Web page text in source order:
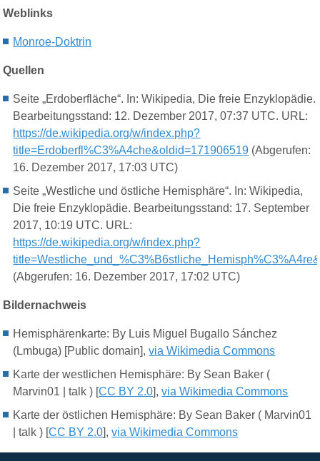
Weblinks
Monroe-Doktrin
Quellen
Seite „Erdoberfläche“. In: Wikipedia, Die freie Enzyklopädie.
Bearbeitungsstand: 12. Dezember 2017, 07:37 UTC. URL:
https://de.wikipedia.org/w/index.php?
title=Erdoberfl%C3%A4che&oldid=171906519 (Abgerufen:
16. Dezember 2017, 17:03 UTC)
Seite „Westliche und östliche Hemisphäre“. In: Wikipedia,
Die freie Enzyklopädie. Bearbeitungsstand: 17. September
2017, 10:19 UTC. URL:
https://de.wikipedia.org/w/index.php?
(Abgerufen: 16. Dezember 2017, 17:02 UTC)
Bildernachweis
Hemisphärenkarte: By Luis Miguel Bugallo Sánchez
(Lmbuga) [Public domain],via Wikimedia Commons
Karte derwestlichen Hemisphäre: By Sean Baker (
Marvin01 | talk ) [CC BY 2.0],via Wikimedia Commons
Karte deröstlichen Hemisphäre: By Sean Baker ( Marvin01
| talk ) [CC BY 2.0],via Wikimedia Commons